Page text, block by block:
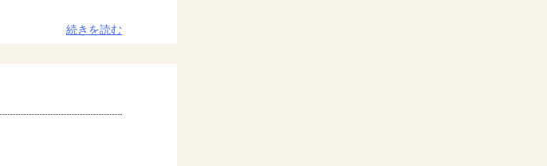
続きを読む